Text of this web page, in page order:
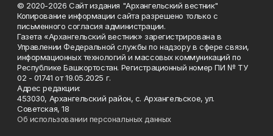
© 2020-2026 Сайт издания "Архангельский вестник"
Копирование информации сайта разрешено только с
письменного согласия администрации.
Газета «Архангельский вестник» зарегистрирована в
Управлении Федеральной службы по надзору в сфере связи,
информационных технологий и массовых коммуникаций по
Республике Башкортостан. Регистрационный номер ПИ № ТУ
02 - 01741 от 19.05.2025 г.
Адрес редакции:
453030, Архангельский район, с. Архангельское, ул.
Советская, 18
Об использовании персональных данных